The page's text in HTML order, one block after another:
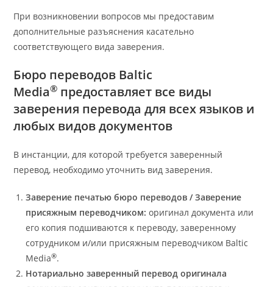
При возникновении вопросов мы предоставим
дополнительные разъяснения касательно
соответствующего вида заверения.
Бюро переводов Baltic
Media® предоставляет все виды
заверения перевода для всех языков и
любых видов документов
В инстанции, для которой требуется заверенный
перевод, необходимо уточнить вид заверения.
Заверение печатью бюро переводов / Заверение
присяжным переводчиком: оригинал документа или
его копия подшиваются к переводу, заверенному
сотрудником и/или присяжным переводчиком Baltic
Media®.
Нотариально заверенный перевод оригинала